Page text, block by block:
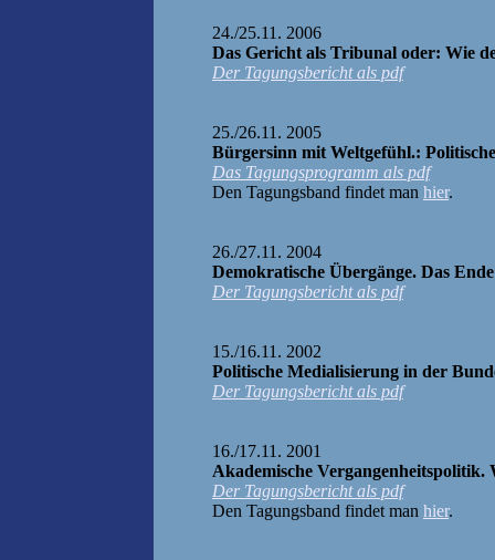
24./25.11. 2006
Das Gericht als Tribunal oder: Wie
Der Tagungsbericht als pdf
25./26.11. 2005
Bürgersinn mit Weltgefühl.:
Das Tagungsprogramm als pdf
Den Tagungsband findet man hier.
26./27.11. 2004
Demokratische Übergänge. Das
Der Tagungsbericht als pdf
15./16.11. 2002
Politische Medialisierung in der
Der Tagungsbericht als pdf
16./17.11. 2001
Akademische
Der Tagungsbericht als pdf
Den Tagungsband findet man hier.